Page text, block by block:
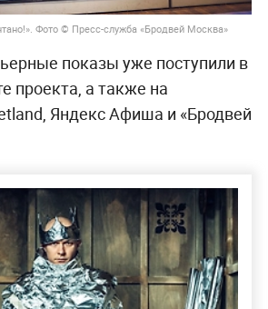
Фото © Пресс-служба «Бродвей Москва»
показы уже поступили в
проекта, а также на
Яндекс Афиша и «Бродвей